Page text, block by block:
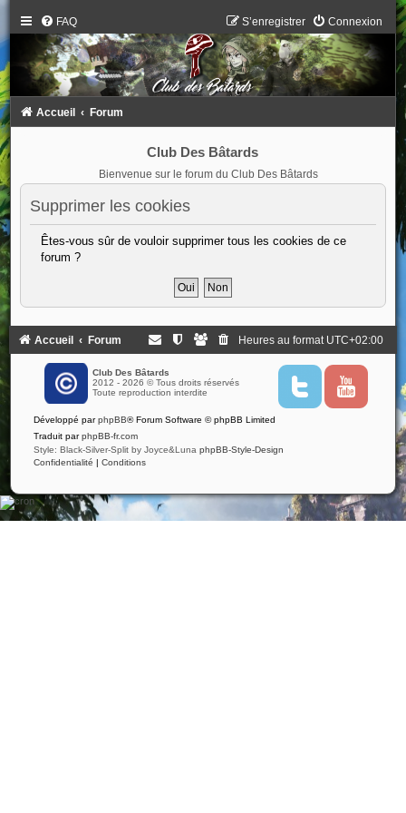
FAQ Connexion
S’enregistrer
Accueil Forum
Club Des Bâtards
Bienvenue sur le forum du Club Des Bâtards
Supprimer les cookies
Êtes-vous sûr de vouloir supprimer tous les cookies de ce
forum ?
Accueil Forum Heures au format UTC+02:00
Club Des Bâtards
2012 - 2026 © Tous droits réservés
Toute reproduction interdite
T
i
Y
u
Développé parphpBB® Forum Software © phpBB Limited
Traduit parphpBB-fr.com
Style: Black-Silver-Split by Joyce&Luna phpBB-Style-Design
Confidentialité | Conditions